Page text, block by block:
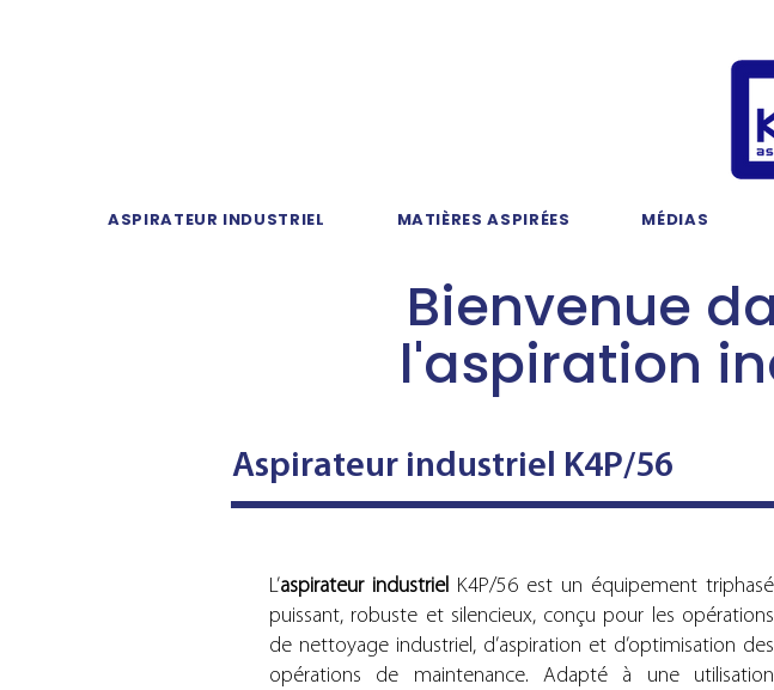
ASPIRATEUR INDUSTRIEL MATIÈRES ASPIRÉES MÉDIAS
Bienvenue
l'aspiration
Aspirateur industriel K4P/56
L’aspirateur industriel K4P/56 est un équipement triphasé
puissant, robuste et silencieux, conçu pour les opérations
de nettoyage industriel, d’aspiration et d’optimisation des
opérations de maintenance. Adapté à une utilisation